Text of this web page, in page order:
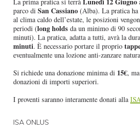
parco diSan Cassiano (Alba). La pratica
al clima caldo dell’estate, le posizioni
periodi (long holds da un minimo di 90
minuti). La pratica, adatta a tutti, avrà la
minuti. È necessario portare il proprio
eventualmente una lozione anti-zanzare
Si richiede una donazione minima di 15€,
donazioni di importi superiori.
I proventi saranno interamente donati alla
ISA ONLUS